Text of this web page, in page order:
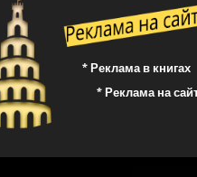
* Реклама в книгах
* Реклама на